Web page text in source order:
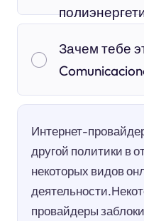
Зачем тебе
Интернет-
другой политики в
некоторых видов
провайдеры